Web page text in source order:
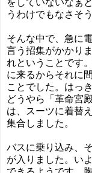
をしていないなぁ
うわけでもなさそ
そんな中で、急に
言う招集がかかり
れということです
に来るからそれに
ことでした。はっ
どうやら「革命宮
は、スーツに着替
集合しました。
バスに乗り込み、
が入りました。い